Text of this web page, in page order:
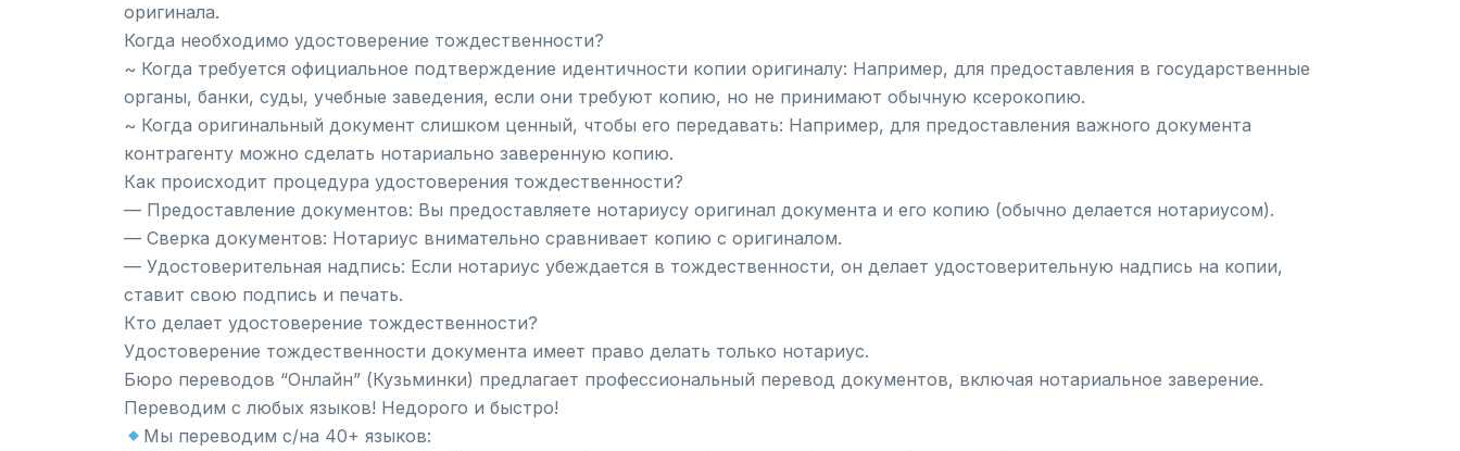
оригинала.
Когда необходимо удостоверение тождественности?
~ Когда требуется официальное подтверждение идентичности копии оригиналу: Например, для предоставления в государственные
органы, банки, суды, учебные заведения, если они требуют копию, но не принимают обычную ксерокопию.
~ Когда оригинальный документ слишком ценный, чтобы его передавать: Например, для предоставления важного документа
контрагенту можно сделать нотариально заверенную копию.
Как происходит процедура удостоверения тождественности?
— Предоставление документов: Вы предоставляете нотариусу оригинал документа и его копию (обычно делается нотариусом).
— Сверка документов: Нотариус внимательно сравнивает копию с оригиналом.
— Удостоверительная надпись: Если нотариус убеждается в тождественности, он делает удостоверительную надпись на копии,
ставит свою подпись и печать.
Кто делает удостоверение тождественности?
Удостоверение тождественности документа имеет право делать только нотариус.
Бюро переводов “Онлайн” (Кузьминки) предлагает профессиональный перевод документов, включая нотариальное заверение.
Переводим с любых языков! Недорого и быстро!
Мы переводим с/на 40+ языков: